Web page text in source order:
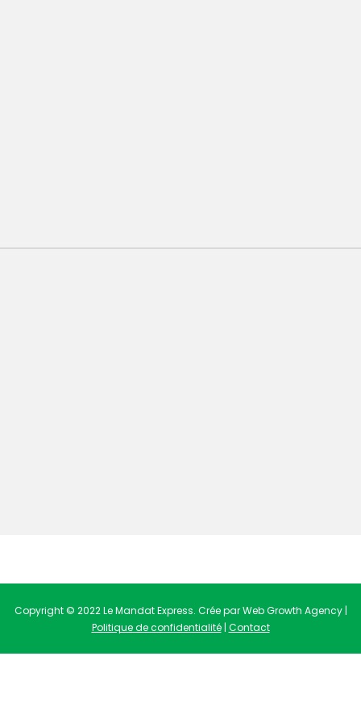
Copyright © 2022 Le Mandat Express. Crée par Web Growth Agency |
Politique de confidentialité| Contact